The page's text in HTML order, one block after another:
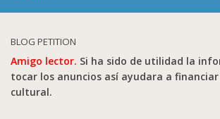
BLOG PETITION
Amigo lector. Si ha sido de utilidad la
tocar los anuncios así ayudara a
cultural.